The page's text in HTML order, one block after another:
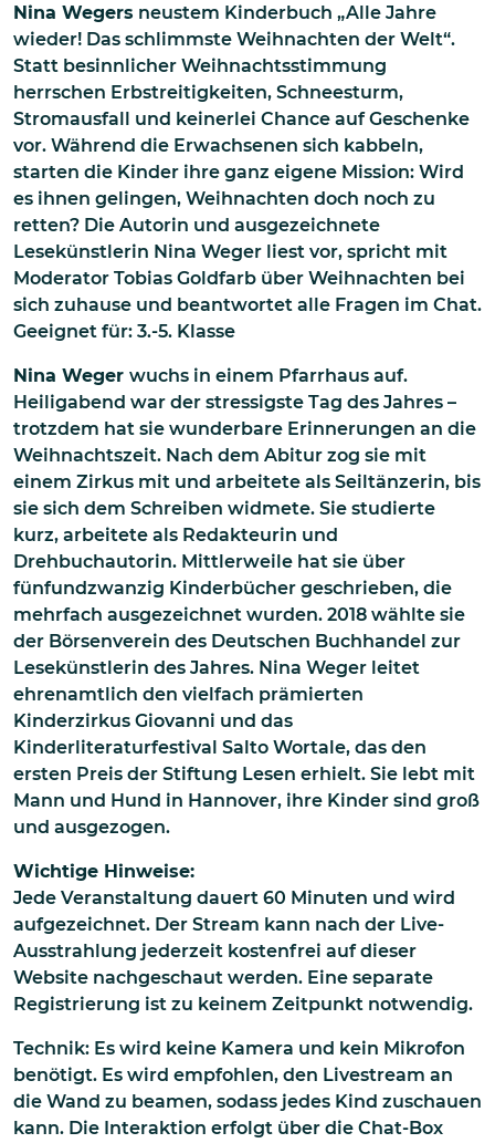
Nina Wegers neustem Kinderbuch „Alle Jahre
wieder! Das schlimmste Weihnachten der Welt“.
Statt besinnlicher Weihnachtsstimmung
herrschen Erbstreitigkeiten, Schneesturm,
Stromausfall und keinerlei Chance auf Geschenke
vor. Während die Erwachsenen sich kabbeln,
starten die Kinder ihre ganz eigene Mission: Wird
es ihnen gelingen, Weihnachten doch noch zu
retten? Die Autorin und ausgezeichnete
Lesekünstlerin Nina Weger liest vor, spricht mit
Moderator Tobias Goldfarb über Weihnachten bei
sich zuhause und beantwortet alle Fragen im Chat.
Geeignet für: 3.-5. Klasse
Nina Weger wuchs in einem Pfarrhaus auf.
Heiligabend war der stressigste Tag des Jahres –
trotzdem hat sie wunderbare Erinnerungen an die
Weihnachtszeit. Nach dem Abitur zog sie mit
einem Zirkus mit und arbeitete als Seiltänzerin, bis
sie sich dem Schreiben widmete. Sie studierte
kurz, arbeitete als Redakteurin und
Drehbuchautorin. Mittlerweile hat sie über
fünfundzwanzig Kinderbücher geschrieben, die
mehrfach ausgezeichnet wurden. 2018 wählte sie
der Börsenverein des Deutschen Buchhandel zur
Lesekünstlerin des Jahres. Nina Weger leitet
ehrenamtlich den vielfach prämierten
Kinderzirkus Giovanni und das
Kinderliteraturfestival Salto Wortale, das den
ersten Preis der Stiftung Lesen erhielt. Sie lebt mit
Mann und Hund in Hannover, ihre Kinder sind groß
und ausgezogen.
Wichtige Hinweise:
Jede Veranstaltung dauert 60 Minuten und wird
aufgezeichnet. Der Stream kann nach der Live-
Ausstrahlung jederzeit kostenfrei auf dieser
Website nachgeschaut werden. Eine separate
Registrierung ist zu keinem Zeitpunkt notwendig.
Technik: Es wird keine Kamera und kein Mikrofon
benötigt. Es wird empfohlen, den Livestream an
die Wand zu beamen, sodass jedes Kind zuschauen
kann. Die Interaktion erfolgt über die Chat-Box